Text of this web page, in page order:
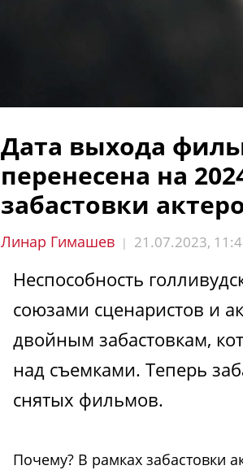
Дата выхода
перенесена на
забастовки
Линар Гимашев | 21.07.2023,
Неспособность
союзами сценаристов и
двойным забастовкам,
над съемками. Теперь
снятых фильмов.
Почему? В рамках забастовки